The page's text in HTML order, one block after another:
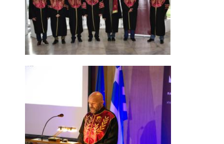
ΔΗΛΩΣΕΙΣ ΜΑΘΗΜΑΤΩΝ
ΠΡΟΓΡΑΜΜΑ ERASMUS+
ΠΡΑΚΤΙΚΗ ΑΣΚΗΣΗ
ΓΕΝΙΚΕΣ ΠΛΗΡΟΦΟΡΙΕΣ
ΑΝΑΚΟΙΝΩΣΕΙΣ ΠΡΑΚΤΙΚΗΣ ΑΣΚΗΣΗΣ
ΚΑΘΗΓΗΤΕΣ-ΣΥΜΒΟΥΛΟΙ ΣΠΟΥΔΩΝ
ΔΙΑΔΙΚΑΣΙΑ ΠΑΡΑΠΟΝΩΝ ΦΟΙΤΗΤΩΝ